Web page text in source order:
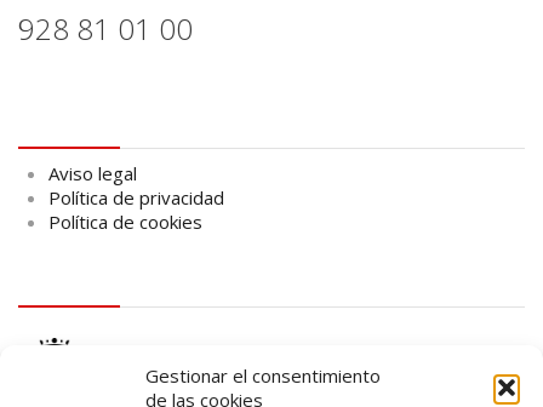
Gestionar el consentimiento
de las cookies
928 81 01 00
Aviso legal
Política de privacidad
Política de cookies